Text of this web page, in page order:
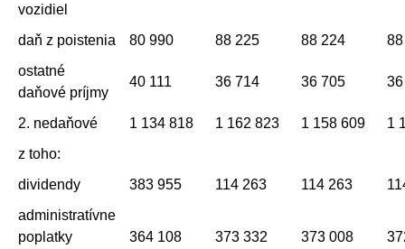
vozidiel
daň z poistenia 80 990 88 225 88 224
ostatné
daňové príjmy
40 111 36 714 36 705
2. nedaňové 1 134 818 1 162 823 1 158 609
1
z toho:
dividendy
383 955 114 263 114 263
administratívne
poplatky
364 108 373 332 373 008